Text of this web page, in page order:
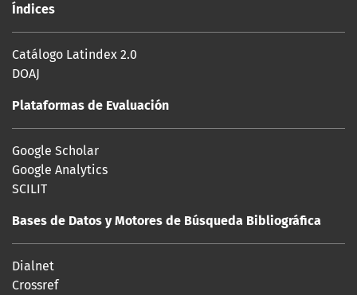
Índices
Catálogo Latindex 2.0
DOAJ
Plataformas de Evaluación
Google Scholar
Google Analytics
SCILIT
Bases de Datos y Motores de Búsqueda Bibliográfica
Dialnet
Crossref